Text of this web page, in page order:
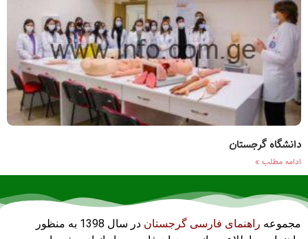
دانشگاه گرجستان
ادامه مطلب »
مجموعه راهنمای فارسی گرجستان
در سال 1398 به منظور